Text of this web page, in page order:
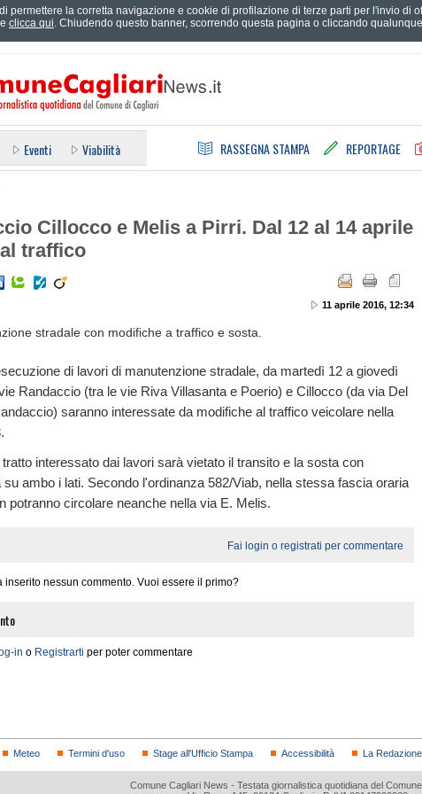
Eventi Viabilità RASSEGNA STAMPA REPORTAGE
Cillocco e Melis a Pirri. Dal 12 al 14 aprile
traffico
11 aprile 2016, 12:34
stradale con modifiche a traffico e sosta.
di lavori di manutenzione stradale, da martedì 12 a giovedì
Randaccio (tra le vie Riva Villasanta e Poerio) e Cillocco (da via Del
saranno interessate da modifiche al traffico veicolare nella
interessato dai lavori sarà vietato il transito e la sosta con
ambo i lati. Secondo l'ordinanza 582/Viab, nella stessa fascia oraria
potranno circolare neanche nella via E. Melis.
Fai login o registrati per commentare
inserito nessun commento. Vuoi essere il primo?
in o Registrarti per poter commentare
Meteo Termini d'uso Stage all'Ufficio Stampa Accessibilità La Redazione
Comune Cagliari News - Testata giornalistica quotidiana del Comune
permettere la corretta navigazione e cookie di profilazione di terze parti per l'invio di
clicca qui. Chiudendo questo banner, scorrendo questa pagina o cliccando